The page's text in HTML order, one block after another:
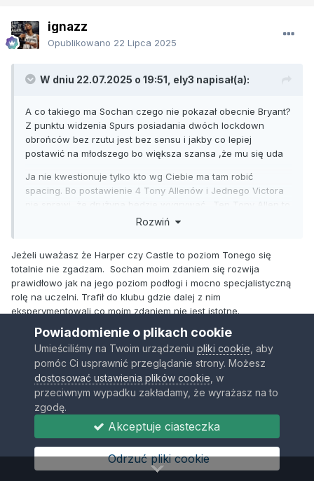
ignazz
Opublikowano 22 Lipca 2025
W dniu 22.07.2025 o 19:51, ely3 napisał(a):
A co takiego ma Sochan czego nie pokazał obecnie Bryant?
Z punktu widzenia Spurs posiadania dwóch lockdown
obrońców bez rzutu jest bez sensu i jakby co lepiej
postawić na młodszego bo większa szansa ,że mu się uda
Ja nie kwestionuje tylko kto wg Ciebie ma tam robić
spacing. Bo postawienie 4 Tony Allenów i Jednego Victora
oczywiście hiperbola.. Ogólnie pójście po tego Foxa to był
Le Brona ale obudowuje go na razie dość kieprsko przez co
moim zdaniem ich sufit obecnie to 6 miejsce na Zachodzie,
Rozwiń
Jeżeli uważasz że Harper czy Castle to poziom Tonego się
totalnie nie zgadzam. Sochan moim zdaniem się rozwija
prawidłowo jak na jego poziom podłogi i mocno specjalistyczną
rolę na uczelni. Trafił do klubu gdzie dalej z nim
eksperymentowali co moim zdaniem nie jest istotne.
w świetle nowego sezonu i sprowadzenia Foxa dałbym jak to
mówi Gortat kredyt i poczekał. Nie ma nieomylnych więc zarówno
układanka spurs jak i opinie o Harperze mogą być błędne tak jak i
moja wiara w Sochana ale nie przesadzajmy w drugą stronę z 4x
Alenami.
Chętnie obejrzę spurs i zobaczę co trzeba w lutym wymienić i w
którym kierunku pójść jeżeli zmiany będą konieczne.
To cierpliwy klub więc dobrze że młodzi mają względny spokój.
Powiadomienie o plikach cookie
Umieściliśmy na Twoim urządzeniu pliki cookie , aby
pomóc Ci usprawnić przeglądanie strony. Możesz
dostosować ustawienia plików cookie , w
przeciwnym wypadku zakładamy, że wyrażasz na to
zgodę.
Akceptuje ciasteczka
Odrzuć pliki cookie